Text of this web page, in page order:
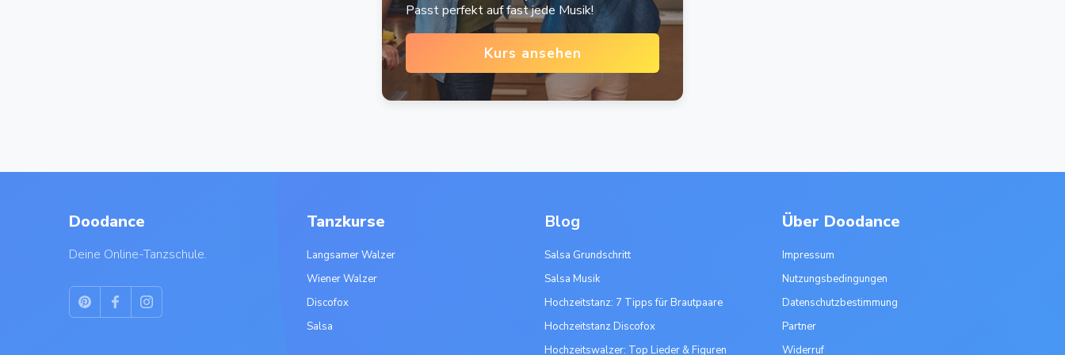
Passt perfekt auf fast jede Musik!
Kurs ansehen
Doodance
Deine Online-Tanzschule.
Tanzkurse
Langsamer Walzer
Wiener Walzer
Discofox
Salsa
Blog
Salsa Grundschritt
Salsa Musik
Hochzeitstanz: 7 Tipps für Brautpaare
Hochzeitstanz Discofox
Hochzeitswalzer: Top Lieder & Figuren
Über Doodance
Impressum
Nutzungsbedingungen
Datenschutzbestimmung
Partner
Widerruf